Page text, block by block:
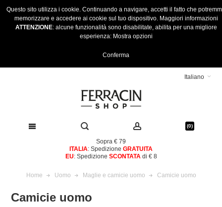
Questo sito utilizza i cookie. Continuando a navigare, accetti il fatto che
memorizzare e accedere ai cookie sul tuo dispositivo. Maggiori informazioni
ATTENZIONE: alcune funzionalità sono disabilitate, abilita per una migliore
esperienza: Mostra opzioni
Conferma
Italiano
(0)
Sopra € 79
ITALIA: Spedizione GRATUITA
EU: Spedizione SCONTATAdi € 8
Home Uomo Maglie e camicie uomo Camicie uomo
Camicie uomo